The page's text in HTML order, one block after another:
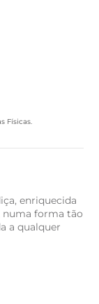
Físicas.
enriquecida
numa forma tão
a qualquer